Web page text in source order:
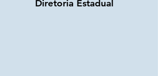
Diretoria Estadual